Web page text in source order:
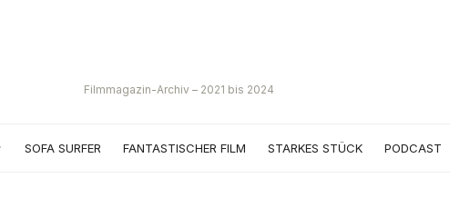
Filmmagazin-Archiv – 2021 bis 2024
SOFA SURFER FANTASTISCHER FILM STARKES STÜCK PODCAST